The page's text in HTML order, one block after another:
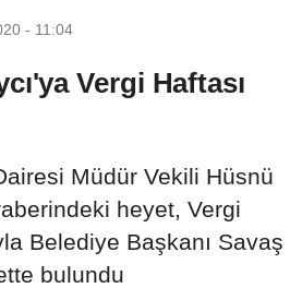
- 11:04
Vergi Haftası
Müdür Vekili Hüsnü
heyet, Vergi
Belediye Başkanı Savaş
bulundu